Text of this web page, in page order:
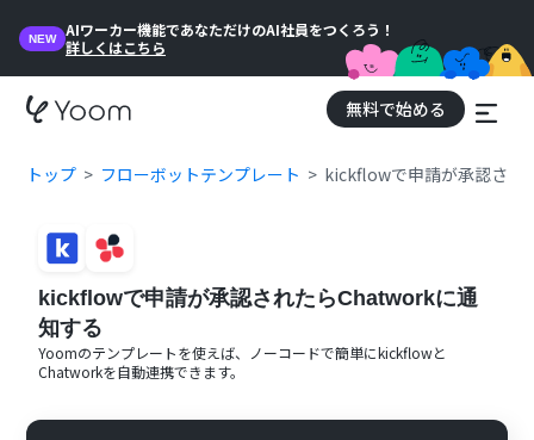
NEW
AIワーカー機能であなただけのAI社員をつくろう！
詳しくはこちら
無料で始める
トップ フローボットテンプレート kickflowで申請が承認され
kickflowで申請が承認されたらChatworkに通
知する
Yoomのテンプレートを使えば、ノーコードで簡単にkickflowと
Chatworkを自動連携できます。